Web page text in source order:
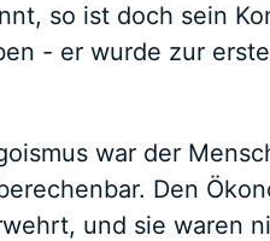
so ist doch sein
- er wurde zur
war der
Den
und sie waren